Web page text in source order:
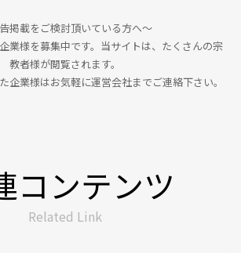
掲載をご検討頂いている方へ～
業様を募集中です。当サイトは、たくさんの宗
教者様が閲覧されます。
企業様はお気軽に運営会社までご連絡下さい。
コンテンツ
Related Link